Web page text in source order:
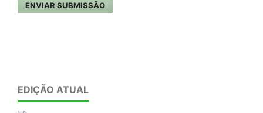
ENVIAR SUBMISSÃO
EDIÇÃO ATUAL